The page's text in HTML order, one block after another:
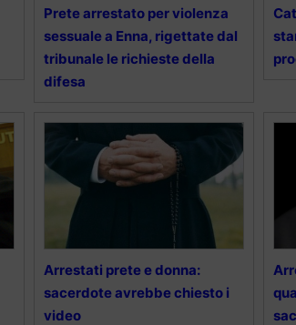
Prete arrestato per violenza
sessuale a Enna, rigettate dal
tribunale le richieste della
difesa
Arrestati prete e donna:
sacerdote avrebbe chiesto i
video